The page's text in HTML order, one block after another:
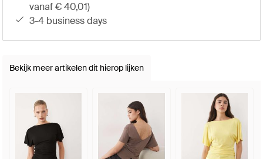
vanaf € 40,01)
3-4 business days
Bekijk meer artikelen dit hierop lijken